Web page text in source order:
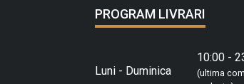
PROGRAM LIVRARI
Luni - Duminica
10:00 -
(ultima